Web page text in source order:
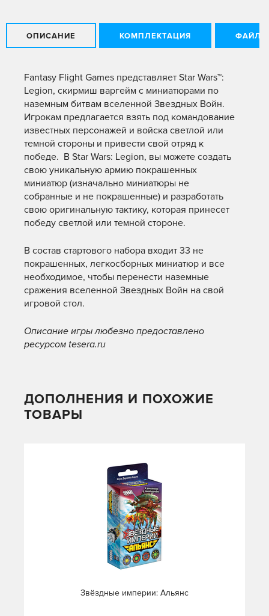
ОПИСАНИЕ КОМПЛЕКТАЦИЯ ФАЙЛЫ
Fantasy Flight Games представляет Star Wars™:
Legion, скирмиш варгейм с миниатюрами по
наземным битвам вселенной Звездных Войн.
Игрокам предлагается взять под командование
известных персонажей и войска светлой или
темной стороны и привести свой отряд к
победе. В Star Wars: Legion, вы можете создать
свою уникальную армию покрашенных
миниатюр (изначально миниатюры не
собранные и не покрашенные) и разработать
свою оригинальную тактику, которая принесет
победу светлой или темной стороне.
В состав стартового набора входит 33 не
покрашенных, легкосборных миниатюр и все
необходимое, чтобы перенести наземные
сражения вселенной Звездных Войн на свой
игровой стол.
Описание игры любезно предоставлено
ресурсом tesera.ru
ДОПОЛНЕНИЯ И ПОХОЖИЕ
ТОВАРЫ
Звёздные империи: Альянс